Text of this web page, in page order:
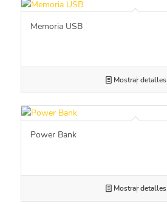
Memoria USB
Mostrar detalles
Power Bank
Mostrar detalles